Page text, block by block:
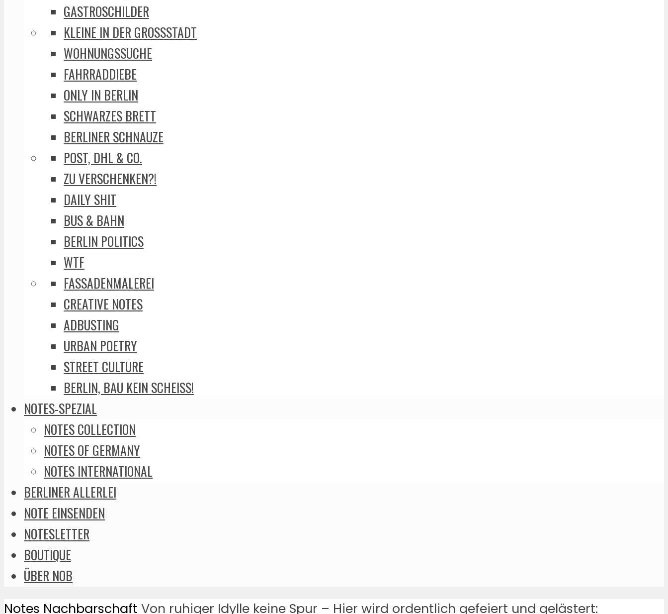
GASTROSCHILDER
KLEINE IN DER GROSSSTADT
WOHNUNGSSUCHE
FAHRRADDIEBE
ONLY IN BERLIN
SCHWARZES BRETT
BERLINER SCHNAUZE
POST, DHL & CO.
ZU VERSCHENKEN?!
DAILY SHIT
BUS & BAHN
BERLIN POLITICS
WTF
FASSADENMALEREI
CREATIVE NOTES
ADBUSTING
URBAN POETRY
STREET CULTURE
BERLIN, BAU KEIN SCHEISS!
NOTES-SPEZIAL
NOTES COLLECTION
NOTES OF GERMANY
NOTES INTERNATIONAL
BERLINER ALLERLEI
NOTE EINSENDEN
NOTESLETTER
BOUTIQUE
ÜBER NOB
Notes Nachbarschaft Von ruhiger Idylle keine Spur – Hier wird ordentlich gefeiert und gelästert: